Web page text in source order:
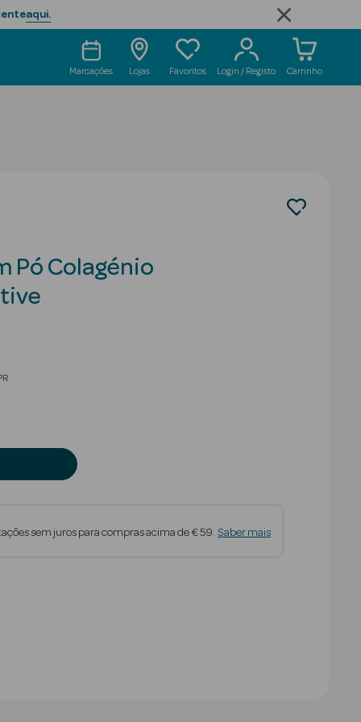
aqui.
Marcações Lojas Favoritos Login / Registo Carrinho
Pó Colagénio
from
sem juros para compras acima de € 59. Saber mais